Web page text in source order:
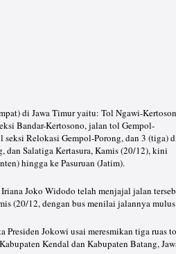
di Jawa Timur yaitu: Tol Ngawi-
Bandar-Kertosono, jalan tol Gempol-
seksi Relokasi Gempol-Porong, dan 3 (tiga)
dan Salatiga Kertasura, Kamis (20/12), kini
hingga ke Pasuruan (Jatim).
Joko Widodo telah menjajal jalan
(20/12, dengan bus menilai jalannya
Presiden Jokowi usai meresmikan tiga ruas
Kendal dan Kabupaten Batang,